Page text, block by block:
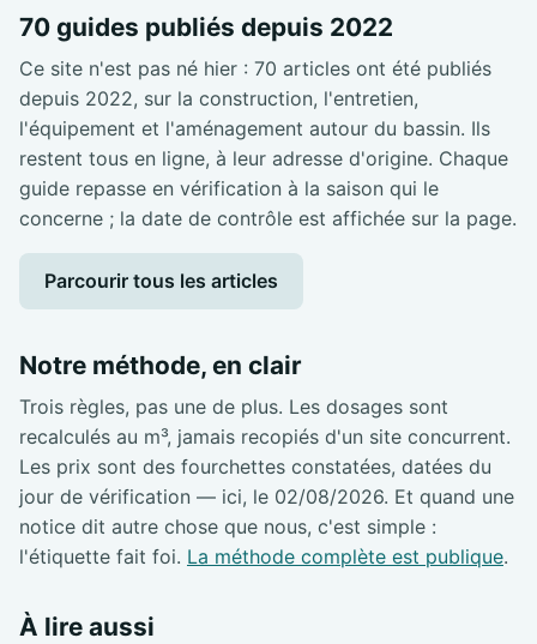
70 guides publiés depuis 2022
Ce site n'est pas né hier : 70 articles ont été publiés
depuis 2022, sur la construction, l'entretien,
l'équipement et l'aménagement autour du bassin. Ils
restent tous en ligne, à leur adresse d'origine. Chaque
guide repasse en vérification à la saison qui le
concerne ; la date de contrôle est affichée sur la page.
Parcourir tous les articles
Notre méthode, en clair
Trois règles, pas une de plus. Les dosages sont
recalculés au m³, jamais recopiés d'un site concurrent.
Les prix sont des fourchettes constatées, datées du
jour de vérification — ici, le 02/08/2026. Et quand une
notice dit autre chose que nous, c'est simple :
l'étiquette fait foi. La méthode complète est publique.
À lire aussi